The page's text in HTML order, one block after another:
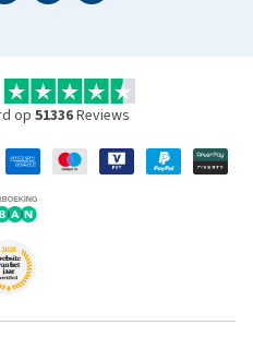
op 51336Reviews